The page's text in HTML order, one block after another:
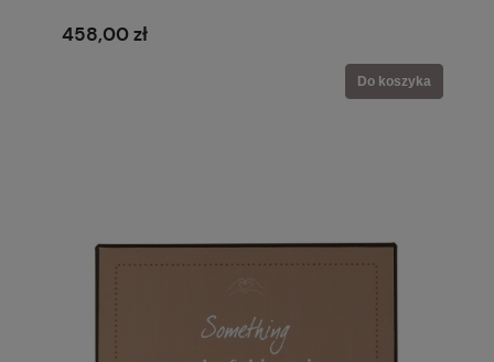
458,00 zł
Do koszyka